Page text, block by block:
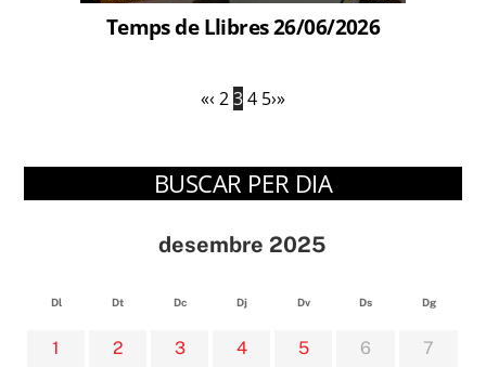
Temps de Llibres 26/06/2026
«‹ 234 5›»
BUSCAR PER DIA
desembre 2025
Dl Dt Dc Dj Dv Ds Dg
1 2 3 4 5 6 7